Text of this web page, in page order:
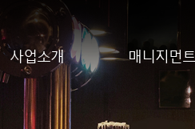
사업소개 매니지먼트